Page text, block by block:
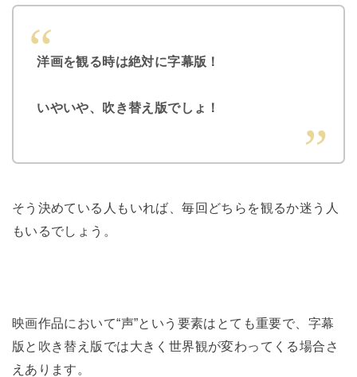
洋画を観る時は絶対に字幕版！
いやいや、吹き替え版でしょ！
そう決めている人もいれば、毎回どちらを観るか迷う人
もいるでしょう。
映画作品において“声”という要素はとても重要で、字幕
版と吹き替え版では大きく世界観が変わってくる場合さ
えあります。